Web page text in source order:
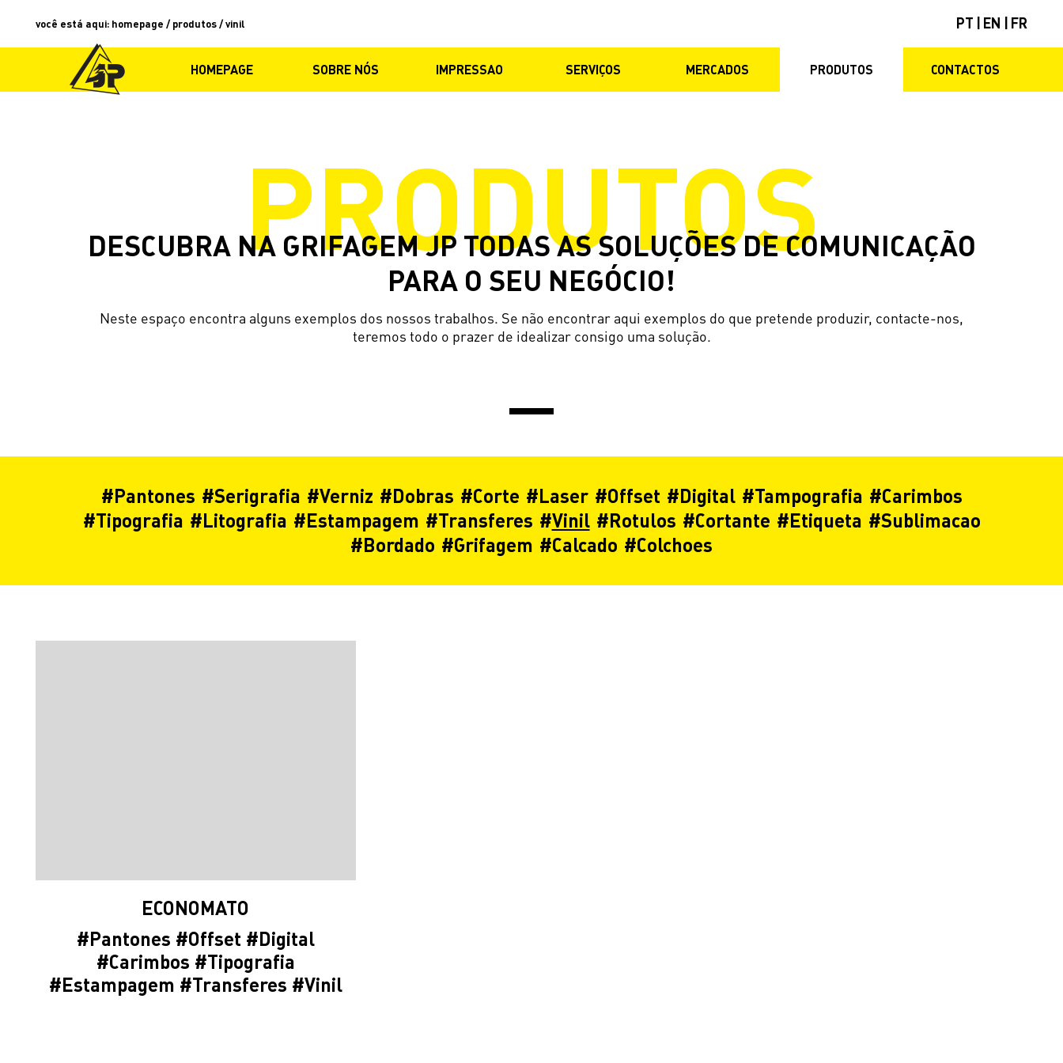
você está aqui: homepage /produtos/vinil PT EN FR
HOMEPAGE SOBRE NÓS IMPRESSAO SERVIÇOS MERCADOS PRODUTOS CONTACTOS
PRODUTOS
DESCUBRA NA GRIFAGEM JP TODAS AS SOLUÇÕES DE COMUNICAÇÃO
PARA O SEU NEGÓCIO!
Neste espaço encontra alguns exemplos dos nossos trabalhos. Se não encontrar aqui exemplos do que pretende produzir, contacte-nos,
teremos todo o prazer de idealizar consigo uma solução.
#Pantones #Serigrafia #Verniz #Dobras #Corte #Laser #Offset #Digital #Tampografia #Carimbos
#Tipografia #Litografia #Estampagem #Transferes #Vinil #Rotulos #Cortante #Etiqueta #Sublimacao
#Bordado #Grifagem #Calcado #Colchoes
ECONOMATO
#Pantones #Offset #Digital
#Carimbos #Tipografia
#Estampagem #Transferes #Vinil